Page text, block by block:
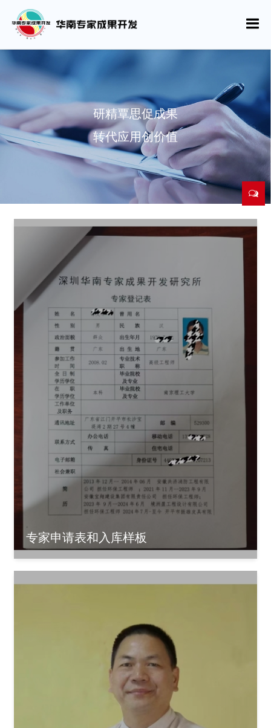
研精覃思促成果
转代应用创价值
专家申请表和入库样板